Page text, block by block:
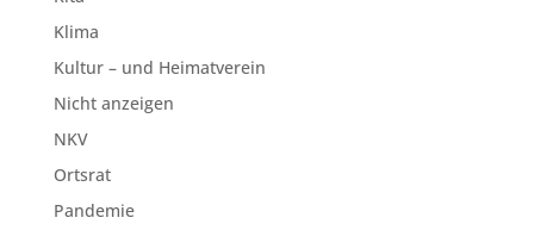
Klima
Kultur – und Heimatverein
Nicht anzeigen
NKV
Ortsrat
Pandemie